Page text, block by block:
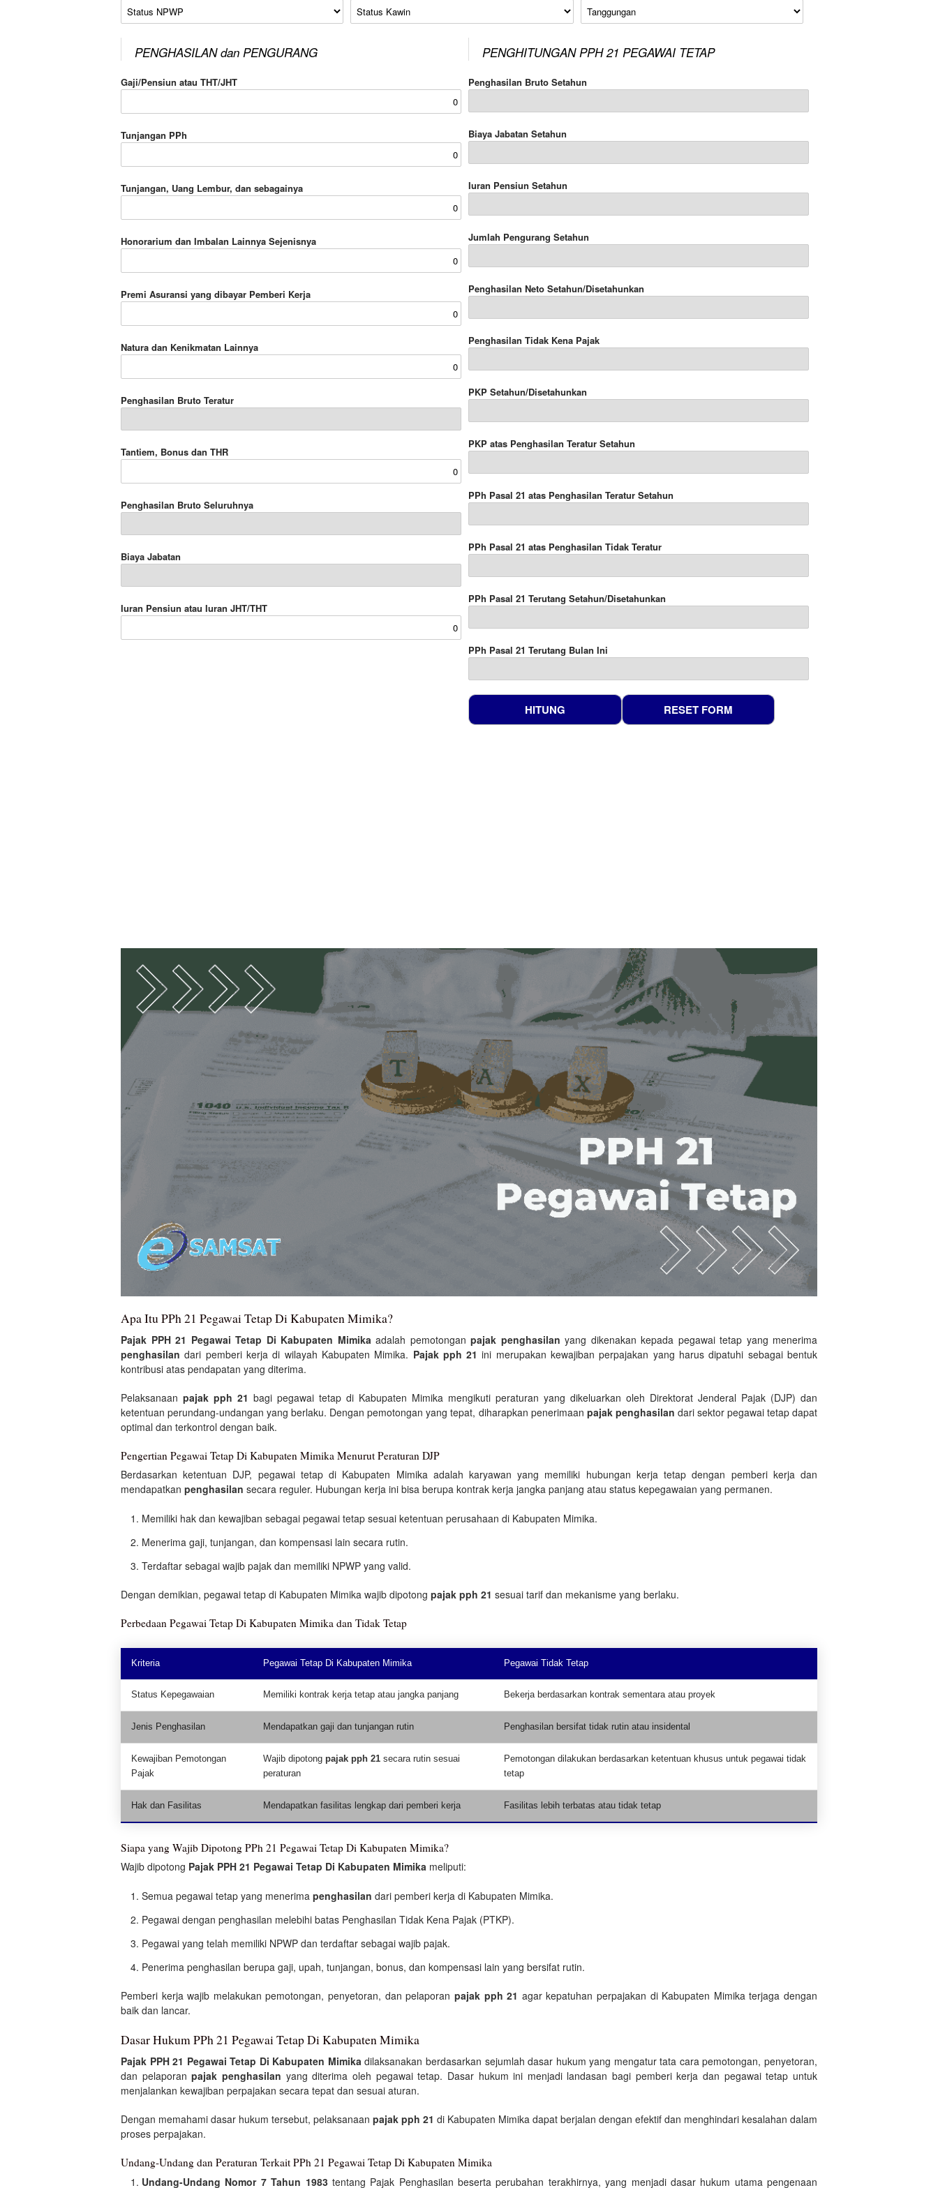
Status NPWP Status Kawin Tanggungan
PENGHASILAN dan PENGURANG
Gaji/Pensiun atau THT/JHT
Tunjangan PPh
Tunjangan, Uang Lembur, dan sebagainya
Honorarium dan Imbalan Lainnya Sejenisnya
Premi Asuransi yang dibayar Pemberi Kerja
Natura dan Kenikmatan Lainnya
Penghasilan Bruto Teratur
Tantiem, Bonus dan THR
Penghasilan Bruto Seluruhnya
Biaya Jabatan
Iuran Pensiun atau Iuran JHT/THT
PENGHITUNGAN PPH 21 PEGAWAI TETAP
Penghasilan Bruto Setahun
Biaya Jabatan Setahun
Iuran Pensiun Setahun
Jumlah Pengurang Setahun
Penghasilan Neto Setahun/Disetahunkan
Penghasilan Tidak Kena Pajak
PKP Setahun/Disetahunkan
PKP atas Penghasilan Teratur Setahun
PPh Pasal 21 atas Penghasilan Teratur Setahun
PPh Pasal 21 atas Penghasilan Tidak Teratur
PPh Pasal 21 Terutang Setahun/Disetahunkan
PPh Pasal 21 Terutang Bulan Ini
Apa Itu PPh 21 Pegawai Tetap Di Kabupaten Mimika?
Pajak PPH 21 Pegawai Tetap Di Kabupaten Mimika adalah pemotongan pajak penghasilan yang dikenakan kepada pegawai tetap yang menerima
penghasilan dari pemberi kerja di wilayah Kabupaten Mimika. Pajak pph 21 ini merupakan kewajiban perpajakan yang harus dipatuhi sebagai bentuk
kontribusi atas pendapatan yang diterima.
Pelaksanaan pajak pph 21 bagi pegawai tetap di Kabupaten Mimika mengikuti peraturan yang dikeluarkan oleh Direktorat Jenderal Pajak (DJP) dan
ketentuan perundang-undangan yang berlaku. Dengan pemotongan yang tepat, diharapkan penerimaan pajak penghasilan dari sektor pegawai tetap dapat
optimal dan terkontrol dengan baik.
Pengertian Pegawai Tetap Di Kabupaten Mimika Menurut Peraturan DJP
Berdasarkan ketentuan DJP, pegawai tetap di Kabupaten Mimika adalah karyawan yang memiliki hubungan kerja tetap dengan pemberi kerja dan
mendapatkan penghasilan secara reguler. Hubungan kerja ini bisa berupa kontrak kerja jangka panjang atau status kepegawaian yang permanen.
Memiliki hak dan kewajiban sebagai pegawai tetap sesuai ketentuan perusahaan di Kabupaten Mimika.
Menerima gaji, tunjangan, dan kompensasi lain secara rutin.
Terdaftar sebagai wajib pajak dan memiliki NPWP yang valid.
Dengan demikian, pegawai tetap di Kabupaten Mimika wajib dipotong pajak pph 21 sesuai tarif dan mekanisme yang berlaku.
Perbedaan Pegawai Tetap Di Kabupaten Mimika dan Tidak Tetap
Kriteria Pegawai Tetap Di Kabupaten Mimika Pegawai Tidak Tetap
Status Kepegawaian Memiliki kontrak kerja tetap atau jangka panjang Bekerja berdasarkan kontrak sementara atau proyek
Jenis Penghasilan Mendapatkan gaji dan tunjangan rutin Penghasilan bersifat tidak rutin atau insidental
Kewajiban Pemotongan
Pajak
Wajib dipotong pajak pph 21 secara rutin sesuai
peraturan
Pemotongan dilakukan berdasarkan ketentuan khusus untuk pegawai tidak
tetap
Hak dan Fasilitas Mendapatkan fasilitas lengkap dari pemberi kerja Fasilitas lebih terbatas atau tidak tetap
Siapa yang Wajib Dipotong PPh 21 Pegawai Tetap Di Kabupaten Mimika?
Wajib dipotong Pajak PPH 21 Pegawai Tetap Di Kabupaten Mimika meliputi:
Semua pegawai tetap yang menerima penghasilan dari pemberi kerja di Kabupaten Mimika.
Pegawai dengan penghasilan melebihi batas Penghasilan Tidak Kena Pajak (PTKP).
Pegawai yang telah memiliki NPWP dan terdaftar sebagai wajib pajak.
Penerima penghasilan berupa gaji, upah, tunjangan, bonus, dan kompensasi lain yang bersifat rutin.
Pemberi kerja wajib melakukan pemotongan, penyetoran, dan pelaporan pajak pph 21 agar kepatuhan perpajakan di Kabupaten Mimika terjaga dengan
baik dan lancar.
Dasar Hukum PPh 21 Pegawai Tetap Di Kabupaten Mimika
Pajak PPH 21 Pegawai Tetap Di Kabupaten Mimikadilaksanakan berdasarkan sejumlah dasar hukum yang mengatur tata cara pemotongan, penyetoran,
dan pelaporanpajak penghasilan yang diterima oleh pegawai tetap. Dasar hukum ini menjadi landasan bagi pemberi kerja dan pegawai tetap untuk
menjalankan kewajiban perpajakan secara tepat dan sesuai aturan.
Dengan memahami dasar hukum tersebut, pelaksanaan pajak pph 21 di Kabupaten Mimika dapat berjalan dengan efektif dan menghindari kesalahan dalam
proses perpajakan.
Undang-Undang dan Peraturan Terkait PPh 21 Pegawai Tetap Di Kabupaten Mimika
Undang-Undang Nomor 7 Tahun 1983tentang Pajak Penghasilan beserta perubahan terakhirnya, yang menjadi dasar hukum utama pengenaan